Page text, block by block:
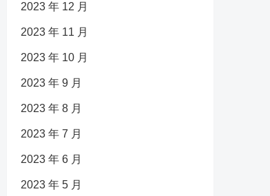
2023 年 12 月
2023 年 11 月
2023 年 10 月
2023 年 9 月
2023 年 8 月
2023 年 7 月
2023 年 6 月
2023 年 5 月